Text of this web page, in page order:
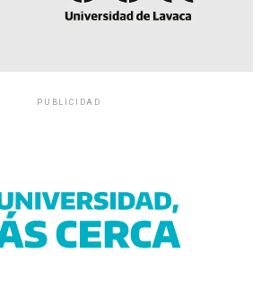
PUBLICIDAD